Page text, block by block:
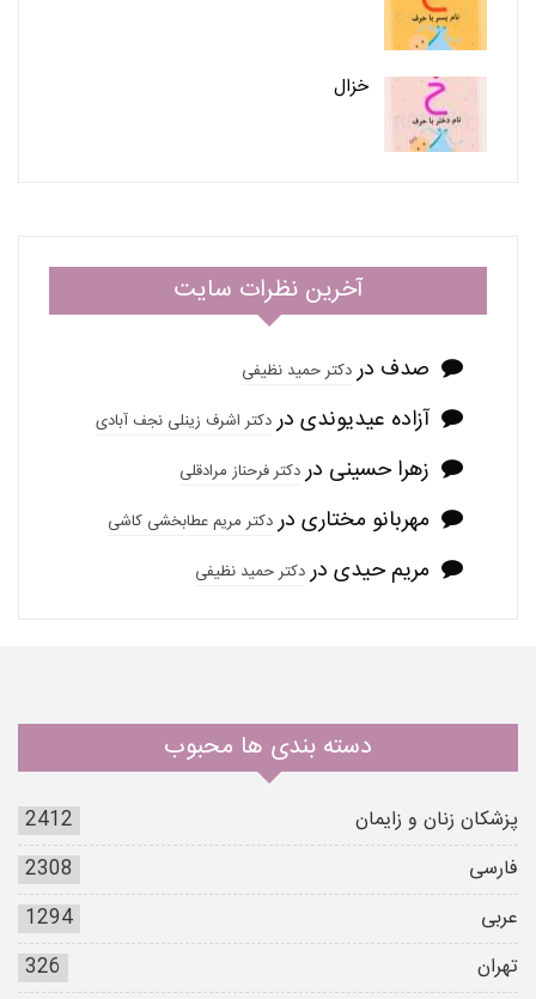
خزال
آخرین نظرات سایت
صدف دردکتر حمید نظیفی
آزاده عیدیوندی دردکتر اشرف زینلی نجف آبادی
زهرا حسینی دردکتر فرحناز مرادقلی
مهربانو مختاری دردکتر مریم عطابخشی کاشی
مریم حیدی دردکتر حمید نظیفی
دسته بندی ها محبوب
پزشکان زنان و زایمان
2412
فارسی
2308
عربی
1294
تهران
326